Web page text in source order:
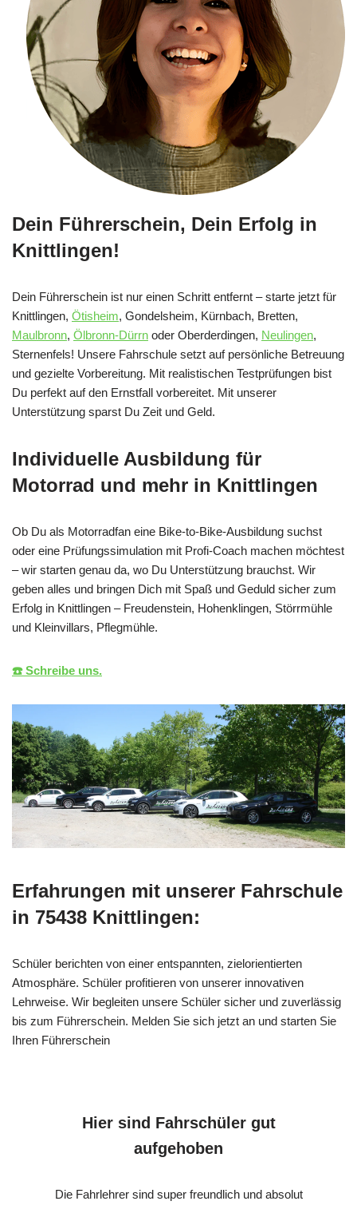
Dein Führerschein, Dein Erfolg in
Knittlingen!
Dein Führerschein ist nur einen Schritt entfernt – starte jetzt für
Knittlingen, Ötisheim, Gondelsheim, Kürnbach, Bretten,
Maulbronn, Ölbronn-Dürrn oder Oberderdingen, Neulingen,
Sternenfels! Unsere Fahrschule setzt auf persönliche Betreuung
und gezielte Vorbereitung. Mit realistischen Testprüfungen bist
Du perfekt auf den Ernstfall vorbereitet. Mit unserer
Unterstützung sparst Du Zeit und Geld.
Individuelle Ausbildung für
Motorrad und mehr in Knittlingen
Ob Du als Motorradfan eine Bike-to-Bike-Ausbildung suchst
oder eine Prüfungssimulation mit Profi-Coach machen möchtest
– wir starten genau da, wo Du Unterstützung brauchst. Wir
geben alles und bringen Dich mit Spaß und Geduld sicher zum
Erfolg in Knittlingen – Freudenstein, Hohenklingen, Störrmühle
und Kleinvillars, Pflegmühle.
☎️ Schreibe uns.
Erfahrungen mit unserer Fahrschule
in 75438 Knittlingen:
Schüler berichten von einer entspannten, zielorientierten
Atmosphäre. Schüler profitieren von unserer innovativen
Lehrweise. Wir begleiten unsere Schüler sicher und zuverlässig
bis zum Führerschein. Melden Sie sich jetzt an und starten Sie
Ihren Führerschein
Hier sind Fahrschüler gut
aufgehoben
Die Fahrlehrer sind super freundlich und absolut